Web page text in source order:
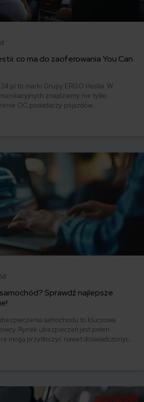
co ma do zaoferowania You Can
ERGO Hestia. W
znajdziemy nie tylko
OC posiadaczy pojazdów
czy Szyby. Wśród nich AC Mini -
Sprawdź najlepsze
samochodu to kluczowa
Rynek ubezpieczeń jest pełen
mogą przytłoczyć nawet doświadczonych
atrakcyjne warunki i konkurencyjne